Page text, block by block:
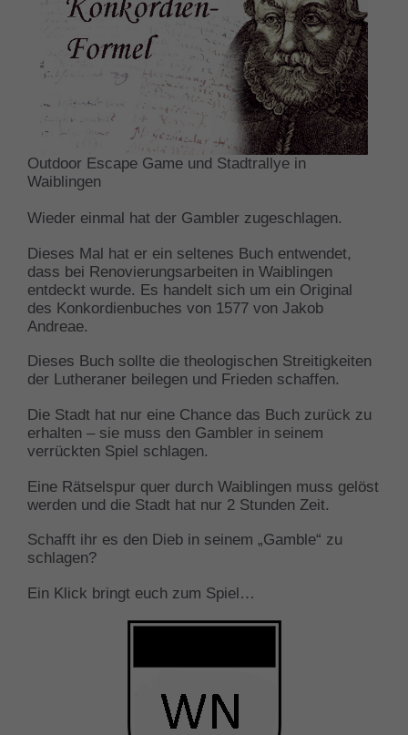
Outdoor Escape Game und Stadtrallye in
Waiblingen
Wieder einmal hat der Gambler zugeschlagen.
Dieses Mal hat er ein seltenes Buch entwendet,
dass bei Renovierungsarbeiten in Waiblingen
entdeckt wurde. Es handelt sich um ein Original
des Konkordienbuches von 1577 von Jakob
Andreae.
Dieses Buch sollte die theologischen Streitigkeiten
der Lutheraner beilegen und Frieden schaffen.
Die Stadt hat nur eine Chance das Buch zurück zu
erhalten – sie muss den Gambler in seinem
verrückten Spiel schlagen.
Eine Rätselspur quer durch Waiblingen muss gelöst
werden und die Stadt hat nur 2 Stunden Zeit.
Schafft ihr es den Dieb in seinem „Gamble“ zu
schlagen?
Ein Klick bringt euch zum Spiel…